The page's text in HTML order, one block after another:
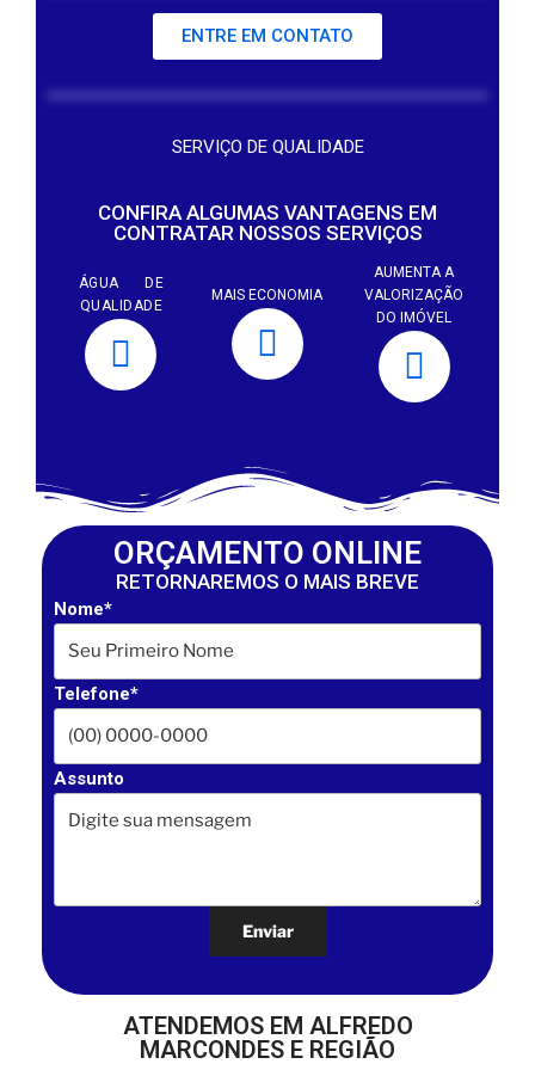
EQUIPE ESPECIALIZADA
ENTRE EM CONTATO
SERVIÇO DE QUALIDADE
CONFIRA ALGUMAS VANTAGENS EM
CONTRATAR NOSSOS SERVIÇOS
ÁGUA DE
QUALIDADE
MAIS ECONOMIA
AUMENTA A
VALORIZAÇÃO
DO IMÓVEL
ORÇAMENTO ONLINE
RETORNAREMOS O MAIS BREVE
Nome*
Telefone*
Assunto
ATENDEMOS EM ALFREDO
MARCONDES E REGIÃO